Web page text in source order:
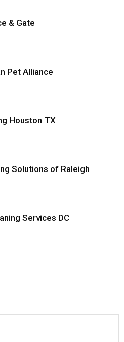
& Gate
Pet Alliance
Houston TX
Solutions of Raleigh
Services DC